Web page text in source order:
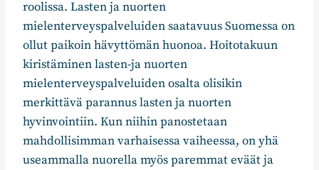
roolissa. Lasten ja nuorten
mielenterveyspalveluiden saatavuus Suomessa on
ollut paikoin hävyttömän huonoa. Hoitotakuun
kiristäminen lasten-ja nuorten
mielenterveyspalveluiden osalta olisikin
merkittävä parannus lasten ja nuorten
hyvinvointiin. Kun niihin panostetaan
mahdollisimman varhaisessa vaiheessa, on yhä
useammalla nuorella myös paremmat eväät ja